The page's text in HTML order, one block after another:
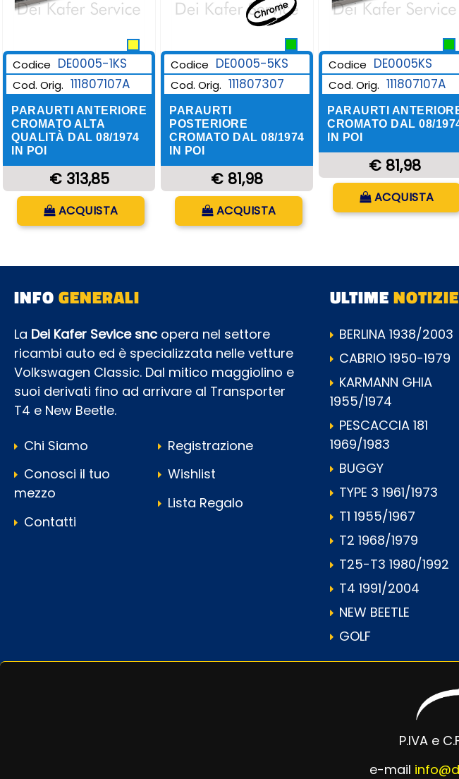
Codice DE0005-1KS
Cod. Orig. 111807107A
PARAURTI ANTERIORE
CROMATO ALTA
QUALITÀ DAL 08/1974
IN POI
€ 313,85
Quantità
ACQUISTA
Codice DE0005-5KS
Cod. Orig. 111807307
PARAURTI
POSTERIORE
CROMATO DAL 08/1974
IN POI
€ 81,98
Quantità
ACQUISTA
Codice DE0005KS
Cod. Orig. 111807107A
PARAURTI
CROMATO DAL 08/
IN POI
€ 81,98
Quantità
ACQUISTA
INFOGENERALI
La Dei Kafer Sevice snc opera nel settore
ricambi auto ed è specializzata nelle vetture
Volkswagen Classic. Dal mitico maggiolino e
suoi derivati fino ad arrivare al Transporter
T4 e New Beetle.
Chi Siamo
Conosci il tuo
mezzo
Contatti
Registrazione
Wishlist
Lista Regalo
ULTIMENOTIZIE
BERLINA 1938/2003
CABRIO 1950-1979
KARMANN GHIA
1955/1974
PESCACCIA 181
1969/1983
BUGGY
TYPE 3 1961/1973
T1 1955/1967
T2 1968/1979
T25-T3 1980/1992
T4 1991/2004
NEW BEETLE
GOLF
P.IVA e
e-mail